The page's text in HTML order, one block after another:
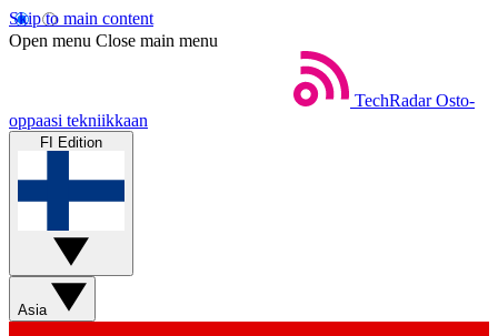
Skip to main content
Open menu Close main menu
TechRadar Osto-
oppaasi tekniikkaan
FI Edition
Asia